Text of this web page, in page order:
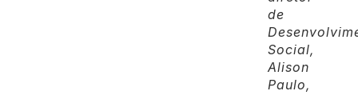
de
Social,
Alison
Paulo,